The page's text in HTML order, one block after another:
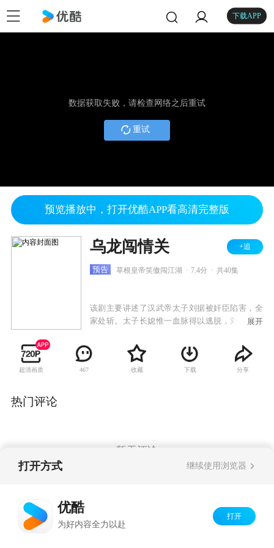
下载APP
数据获取失败，请检查网络之后重试
重试
预览播放中，打开优酷APP看高清完整版
乌龙闯情关 +追
预告 草根皇帝笑傲闯江湖 7.4分 共40集
该剧主要讲述了汉武帝太子刘据被奸臣陷害，全
家处斩。太子长媳惟一血脉得以逃脱，刘询改名
助之下，终于得报家仇并一登大统的一段传奇故
事。
展开
超清画质 467 收藏 下载 分享
热门评论
暂无评论
打开方式 继续使用浏览器
优酷
为好内容全力以赴
打开